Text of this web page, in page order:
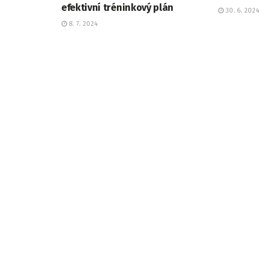
efektivní tréninkový plán
8. 7. 2024
30. 6. 2024